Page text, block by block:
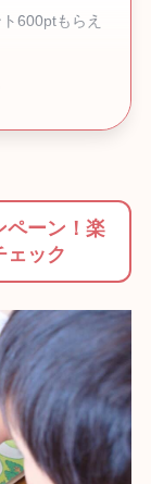
600ptもらえ
ペーン！楽
ェック